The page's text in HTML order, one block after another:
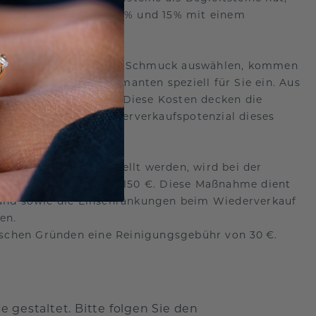
zwischen 10% und 15% mit einem
Seite
für Ihren Schmuck auswählen, kommen
kaufen diesen Diamanten speziell für Sie ein. Aus
jedoch 150 €. Diese Kosten decken die
das begrenzte Wiederverkaufspotenzial dieses
Seite
bestellt werden, wird bei der
mindestens jedoch 150 €. Diese Maßnahme dient
sowie die Einschränkungen beim Wiederverkauf
Gründen eine Reinigungsgebühr von 30 €.
gestaltet. Bitte folgen Sie den